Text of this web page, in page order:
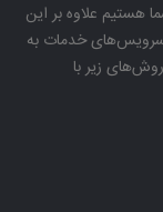
هستیم علاوه بر این
سرویس‌های خدمات به
زیر با